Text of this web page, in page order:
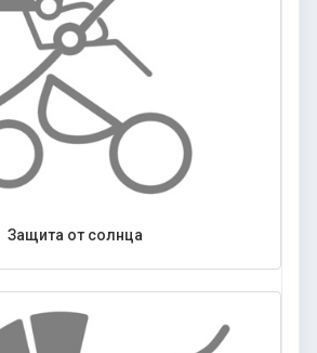
Защита от солнца